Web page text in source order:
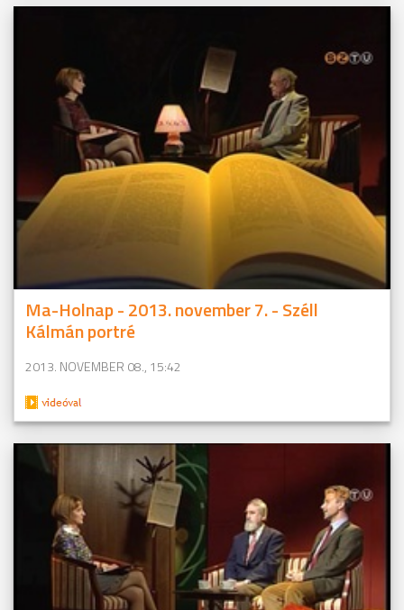
Ma-Holnap - 2013. november 7. - Széll
Kálmán portré
2013. NOVEMBER 08., 15:42